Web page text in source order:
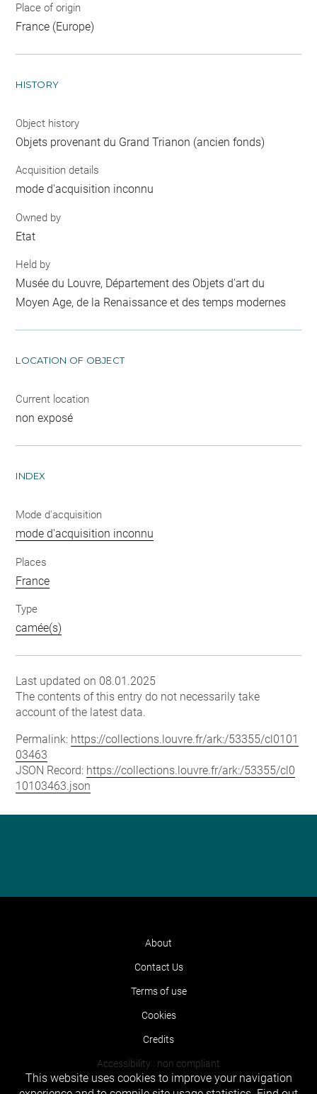
Place of origin
France (Europe)
HISTORY
Object history
Objets provenant du Grand Trianon (ancien fonds)
Acquisition details
mode d'acquisition inconnu
Owned by
Etat
Held by
Musée du Louvre, Département des Objets d'art du
Moyen Age, de la Renaissance et des temps modernes
LOCATION OF OBJECT
Current location
non exposé
INDEX
Mode d'acquisition
mode d'acquisition inconnu
Places
France
Type
camée(s)
Last updated on 08.01.2025
The contents of this entry do not necessarily take
account of the latest data.
Permalink: https://collections.louvre.fr/ark:/53355/cl0101
03463
JSON Record: https://collections.louvre.fr/ark:/53355/cl0
10103463.json
About
Contact Us
Terms of use
Cookies
Credits
Accessibility : non compliant
This website uses cookies to improve your navigation